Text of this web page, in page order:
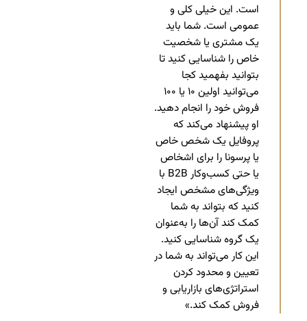
است. این خیلی کلی و
عمومی است. شما باید
یک مشتری یا شخصیت
خاص را شناسایی کنید تا
بتوانید بفهمید کجا
می‌توانید اولین ۱۰ یا ۱۰۰
فروش خود را انجام دهید.
او پیشنهاد می‌کند که
پروفایل یک شخص خاص
یا پرسونا را برای اشخاص
یا حتی کسب‌وکار B2B با
ویژگی‌های مشخص ایجاد
کنید که بتواند به شما
کمک کند آن‌ها را به‌عنوان
یک گروه شناسایی کنید.
این کار می‌تواند به شما در
تعیین و محدود کردن
استراتژی‌های بازاریابی و
فروش کمک کند.»